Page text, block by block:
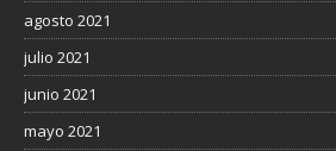
agosto 2021
julio 2021
junio 2021
mayo 2021